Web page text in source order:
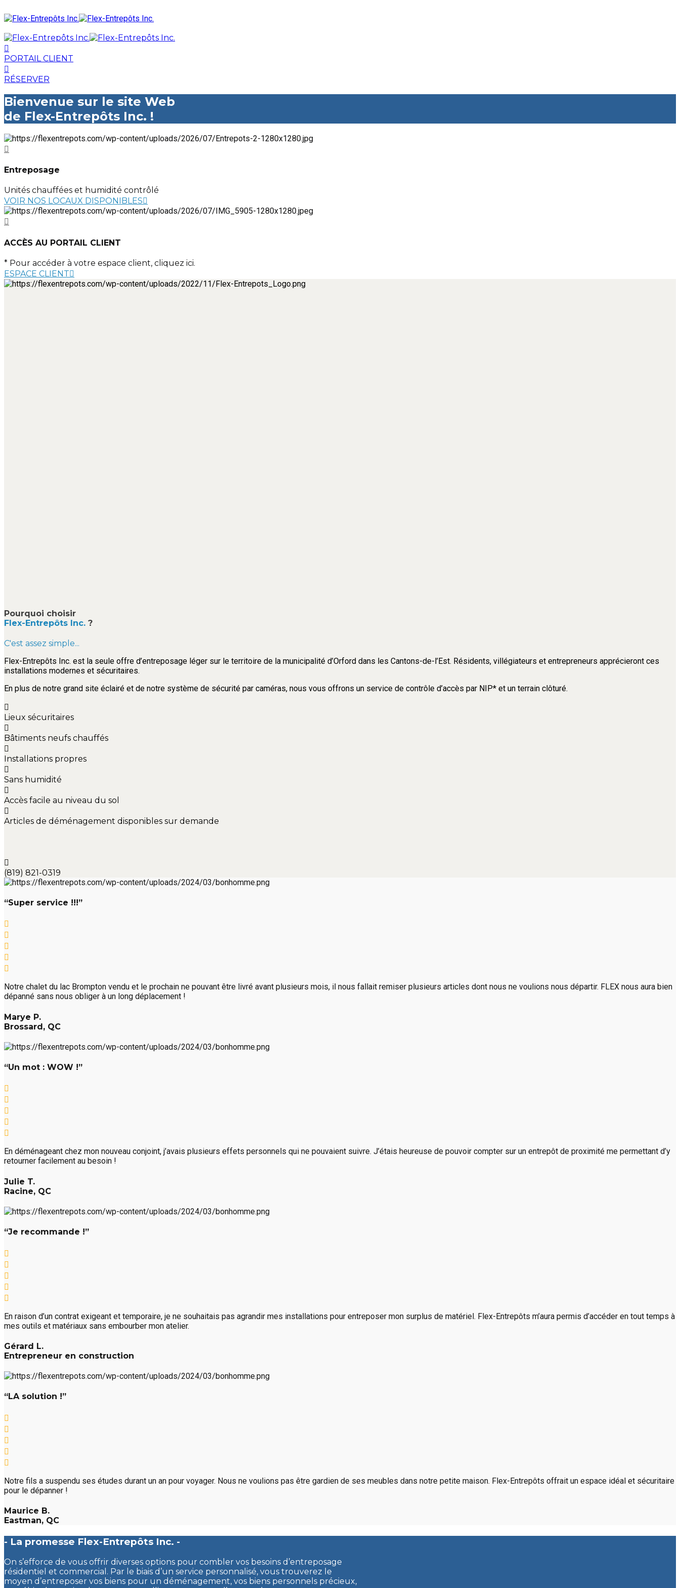
PORTAIL CLIENT
RÉSERVER
Bienvenue sur le site Web
de Flex-Entrepôts Inc. !
Entreposage
Unités chauffées et humidité contrôlé
VOIR NOS LOCAUX DISPONIBLES
ACCÈS AU PORTAIL CLIENT
* Pour accéder à votre espace client, cliquez ici.
ESPACE CLIENT
Pourquoi choisir
Flex-Entrepôts Inc. ?
C'est assez simple...
Flex-Entrepôts Inc. est la seule offre d’entreposage léger sur le territoire de la municipalité d’Orford dans les Cantons-de-l’Est. Résidents, villégiateurs et entrepreneurs apprécieront ces
installations modernes et sécuritaires.
En plus de notre grand site éclairé et de notre système de sécurité par caméras, nous vous offrons un service de contrôle d’accès par NIP* et un terrain clôturé.
Lieux sécuritaires
Bâtiments neufs chauffés
Installations propres
Sans humidité
Accès facile au niveau du sol
Articles de déménagement disponibles sur demande
(819) 821-0319
“Super service !!!”
Notre chalet du lac Brompton vendu et le prochain ne pouvant être livré avant plusieurs mois, il nous fallait remiser plusieurs articles dont nous ne voulions nous départir. FLEX nous aura bien
dépanné sans nous obliger à un long déplacement !
Marye P.
Brossard, QC
“Un mot : WOW !”
En déménageant chez mon nouveau conjoint, j’avais plusieurs effets personnels qui ne pouvaient suivre. J’étais heureuse de pouvoir compter sur un entrepôt de proximité me permettant d’y
retourner facilement au besoin !
Julie T.
Racine, QC
“Je recommande !”
En raison d’un contrat exigeant et temporaire, je ne souhaitais pas agrandir mes installations pour entreposer mon surplus de matériel. Flex-Entrepôts m’aura permis d’accéder en tout temps à
mes outils et matériaux sans embourber mon atelier.
Gérard L.
Entrepreneur en construction
“LA solution !”
Notre fils a suspendu ses études durant un an pour voyager. Nous ne voulions pas être gardien de ses meubles dans notre petite maison. Flex-Entrepôts offrait un espace idéal et sécuritaire
pour le dépanner !
Maurice B.
Eastman, QC
- La promesse Flex-Entrepôts Inc. -
On s’efforce de vous offrir diverses options pour combler vos besoins d’entreposage
résidentiel et commercial. Par le biais d’un service personnalisé, vous trouverez le
moyen d’entreposer vos biens pour un déménagement, vos biens personnels précieux,